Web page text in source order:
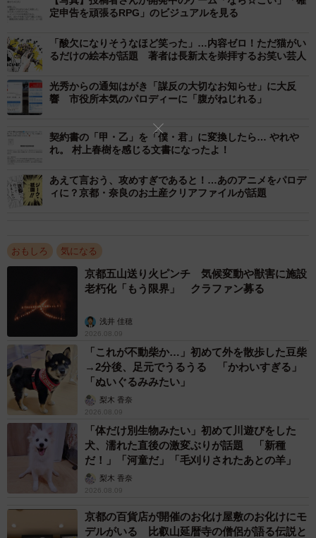
定申告を頑張るRPG」のビジュアルを見る
「酸欠になりそうなほど笑った」…内容ゼロ！ただ猫がい
るだけの絵本が話題 著者は長新太を崇拝するお笑い芸人
光秀からの通知はがき「謀反の大切なお知らせ」に大反
響 市役所本気のパロディーに「腹がねじれる」
契約書の「甲・乙」を「僕・君」に変換したら… やれや
れ。 村上春樹を感じる文書になったよ！
あえて言おう、攻めすぎであると！…あのアニメをパロデ
ィに？京都・奈良のお土産クリアファイルが話題
おもしろ 気になる
京都五山送り火ピンチ 気候変動や獣害に施設
老朽化「もう限界」 クラファン募る
浅井 佳穂
2026.08.09
「これが不動柴か…」初めて外を散歩した豆柴
→2分後、足元でうるうる 「かわいすぎる」
「ぬいぐるみみたい」
梨木 香奈
2026.08.09
「体だけ別生物みたい」初めて川遊びをした
犬、濡れた直後の激変ぶりが話題 「新種
だ！」「河童だ」「毛刈りされたあとの羊」
梨木 香奈
2026.08.09
京都の百貨店が開催のお化け屋敷のお化けにモ
デルがいる 比叡山延暦寺の僧侶が語る伝説と